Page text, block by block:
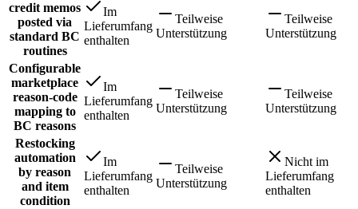
credit memos
posted via
standard BC
routines
Im
Lieferumfang
enthalten
Teilweise
Unterstützung
Teilweise
Unterstützung
Configurable
marketplace
reason-code
mapping to
BC reasons
Im
Lieferumfang
enthalten
Teilweise
Unterstützung
Teilweise
Unterstützung
Restocking
automation
by reason
and item
condition
Im
Lieferumfang
enthalten
Teilweise
Unterstützung
Nicht im
Lieferumfang
enthalten